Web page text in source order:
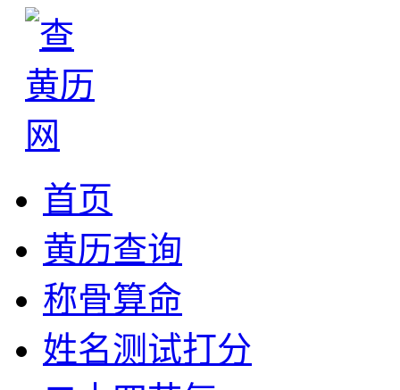
首页
黄历查询
称骨算命
姓名测试打分